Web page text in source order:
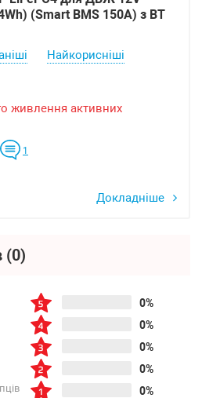
(Smart BMS 150А) з BT
Найкорисніші
живлення активних
1
Докладніше
(0)
0%
0%
0%
0%
0%